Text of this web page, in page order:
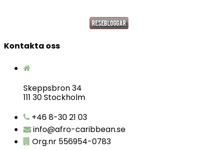
Kontakta oss
Skeppsbron 34
111 30 Stockholm
+46 8-30 21 03
info@afro-caribbean.se
Org.nr 556954-0783